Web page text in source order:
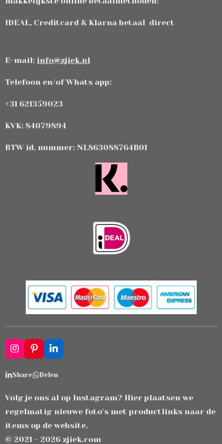
IDEAL, Creditcard & Klarna betaal direct
E-mail: info@zjiek.nl
Telefoon en/of Whats app:
+31 621359023
KVK: 84079894
BTW id. nummer: NL863088764B01
I
n
s
t
g
a
m
P
i
n
t
r
s
t
L
i
k
d
n
Share Delen
Volg je ons al op Instagram? Hier plaatsen we
regelmatig nieuwe foto's met productlinks naar de
items op de website.
© 2021 - 2026 zjiek.com